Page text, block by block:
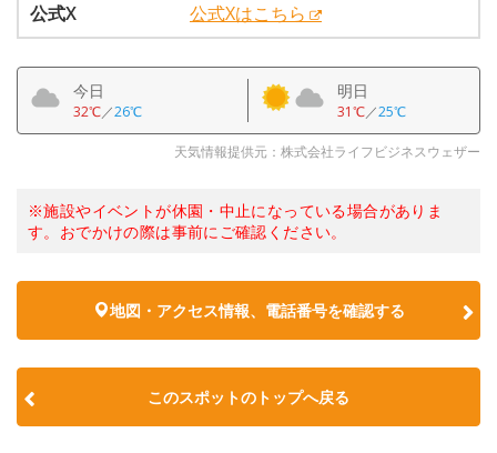
公式X
公式Xはこちら
今日
32℃／26℃
明日
31℃／25℃
天気情報提供元：株式会社ライフビジネスウェザー
※施設やイベントが休園・中止になっている場合がありま
す。おでかけの際は事前にご確認ください。
地図・アクセス情報、電話番号を確認する
このスポットのトップへ戻る